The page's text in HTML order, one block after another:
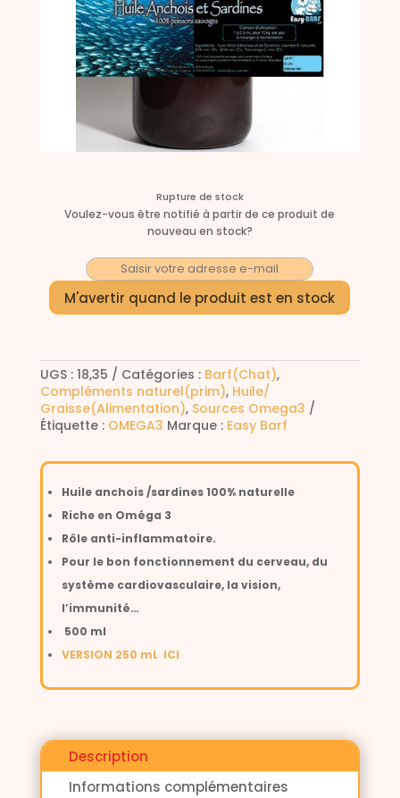
Rupture de stock
Voulez-vous être notifié à partir de ce produit de
nouveau en stock?
M'avertir quand le produit est en stock
UGS : 18,35 Catégories : Barf(Chat),
Compléments naturel(prim), Huile/
Graisse(Alimentation), Sources Omega3
Étiquette : OMEGA3 Marque : Easy Barf
Huile anchois /sardines 100% naturelle
Riche en Oméga 3
Rôle anti-inflammatoire.
Pour le bon fonctionnement du cerveau, du
système cardiovasculaire, la vision,
l’immunité…
500 ml
VERSION 250 mL ICI
Description
Informations complémentaires